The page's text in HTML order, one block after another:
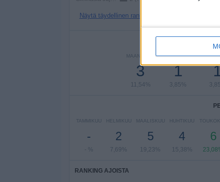
Näytä täydellinen ranking
MAANANTAI
3
11,54%
TIISTAI
1
3,85%
TAMMIKUU
-
- %
HELMIKUU
2
7,69%
MAALISKUU
5
19,23%
HUHTIKUU
4
15,38%
6
RANKING AJOISTA